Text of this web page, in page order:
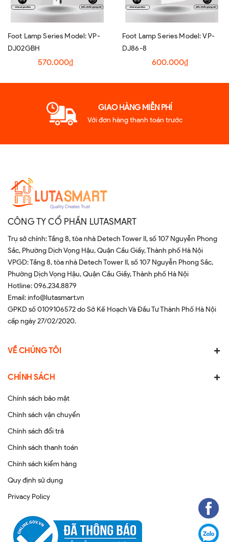
Foot Lamp Series Model: VP-
DJ02GBH
570.000₫
Foot Lamp Series Model: VP-
DJ86-8
600.000₫
GIAO HÀNG MIỄN PHÍ
Với đơn hàng thanh toán trước
CÔNG TY CỔ PHẦN LUTASMART
Trụ sở chính: Tầng 8, tòa nhà Detech Tower II, số 107 Nguyễn Phong
Sắc, Phường Dịch Vọng Hậu, Quận Cầu Giấy, Thành phố Hà Nội
VPGD: Tầng 8, tòa nhà Detech Tower II, số 107 Nguyễn Phong Sắc,
Phường Dịch Vọng Hậu, Quận Cầu Giấy, Thành phố Hà Nội
Hotline:096.234.8879
Email:info@lutasmart.vn
GPKD số 0109106572 do Sở Kế Hoạch Và Đầu Tư Thành Phố Hà Nội
cấp ngày 27/02/2020.
VỀ CHÚNG TÔI
CHÍNH SÁCH
Chính sách bảo mật
Chính sách vận chuyển
Chính sách đổi trả
Chính sách thanh toán
Chính sách kiểm hàng
Quy định sử dụng
Privacy Policy